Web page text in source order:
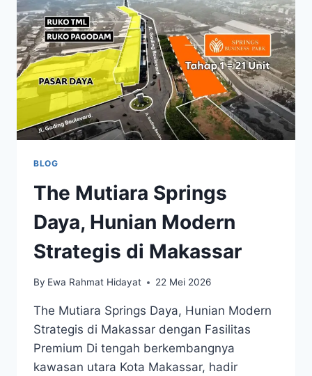
BLOG
The Mutiara Springs
Daya, Hunian Modern
Strategis di Makassar
By Ewa Rahmat Hidayat 22 Mei 2026
The Mutiara Springs Daya, Hunian Modern
Strategis di Makassar dengan Fasilitas
Premium Di tengah berkembangnya
kawasan utara Kota Makassar, hadir